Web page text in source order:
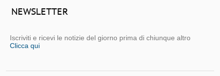
NEWSLETTER
Iscriviti e ricevi le notizie del giorno prima di chiunque altro
Clicca qui